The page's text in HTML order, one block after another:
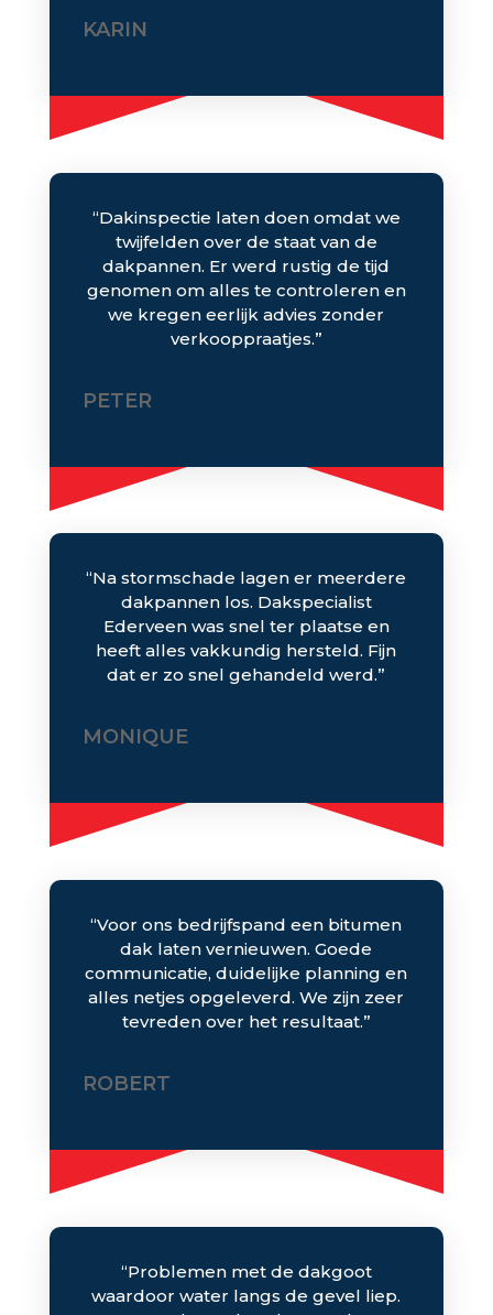
KARIN
“Dakinspectie laten doen omdat we
twijfelden over de staat van de
dakpannen. Er werd rustig de tijd
genomen om alles te controleren en
we kregen eerlijk advies zonder
verkooppraatjes.”
PETER
“Na stormschade lagen er meerdere
dakpannen los. Dakspecialist
Ederveen was snel ter plaatse en
heeft alles vakkundig hersteld. Fijn
dat er zo snel gehandeld werd.”
MONIQUE
“Voor ons bedrijfspand een bitumen
dak laten vernieuwen. Goede
communicatie, duidelijke planning en
alles netjes opgeleverd. We zijn zeer
tevreden over het resultaat.”
ROBERT
“Problemen met de dakgoot
waardoor water langs de gevel liep.